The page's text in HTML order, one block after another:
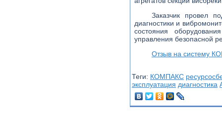
Заказчик провел
диагностики и
состояния
управления безопасной
Отзыв на систему
Теги: КОМПАКС
эксплуатация диагностика